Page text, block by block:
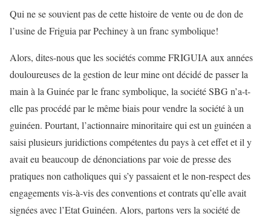
Qui ne se souvient pas de cette histoire de vente ou de don de
l’usine de Friguia par Pechiney à un franc symbolique!
Alors, dites-nous que les sociétés comme FRIGUIA aux années
douloureuses de la gestion de leur mine ont décidé de passer la
main à la Guinée par le franc symbolique, la société SBG n’a-t-
elle pas procédé par le même biais pour vendre la société à un
guinéen. Pourtant, l’actionnaire minoritaire qui est un guinéen a
saisi plusieurs juridictions compétentes du pays à cet effet et il y
avait eu beaucoup de dénonciations par voie de presse des
pratiques non catholiques qui s’y passaient et le non-respect des
engagements vis-à-vis des conventions et contrats qu’elle avait
signées avec l’Etat Guinéen. Alors, partons vers la société de